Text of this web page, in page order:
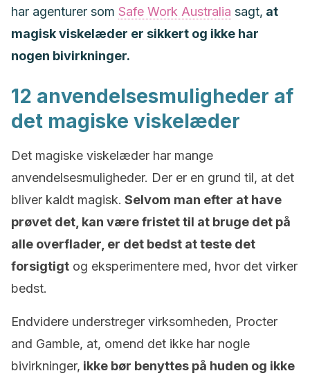
har agenturer som Safe Work Australia sagt, at
magisk viskelæder er sikkert og ikke har
nogen bivirkninger.
12 anvendelsesmuligheder af
det magiske viskelæder
Det magiske viskelæder har mange
anvendelsesmuligheder. Der er en grund til, at det
bliver kaldt magisk. Selvom man efter at have
prøvet det, kan være fristet til at bruge det på
alle overflader, er det bedst at teste det
forsigtigt og eksperimentere med, hvor det virker
bedst.
Endvidere understreger virksomheden, Procter
and Gamble, at, omend det ikke har nogle
bivirkninger, ikke bør benyttes på huden og ikke